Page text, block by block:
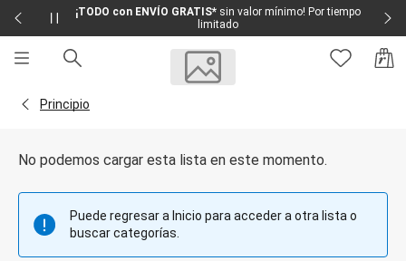
¡TODO con ENVÍO GRATIS* sin valor mínimo! Por tiempo
limitado
Sale Femenino
Todo en Sale
Femenino
Vestidos
Corto y Medio
Bermudas y Shorts
Volver a la página Principio
Principio
No podemos cargar esta lista en este momento.
Puede regresar a Inicio para acceder a otra lista o
buscar categorías.